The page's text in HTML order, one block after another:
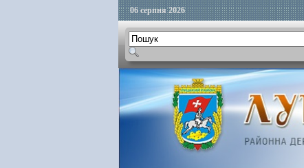
06 серпня 2026